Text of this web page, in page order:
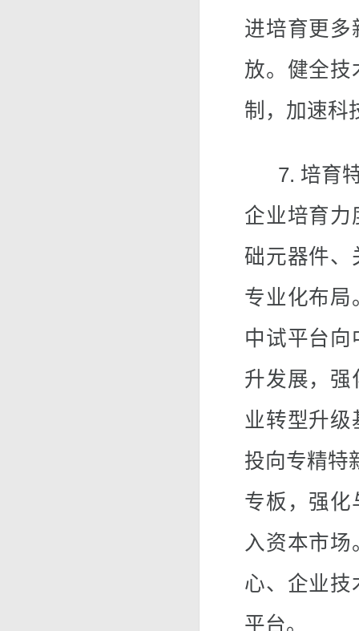
进培育更多
放。健全技
制，加速科
7. 培育特
企业培育力
础元器件、
专业化布局
中试平台
升发展，强
业转型升
投向专精特
专板，强化
入资本市
心、企业技
平台。